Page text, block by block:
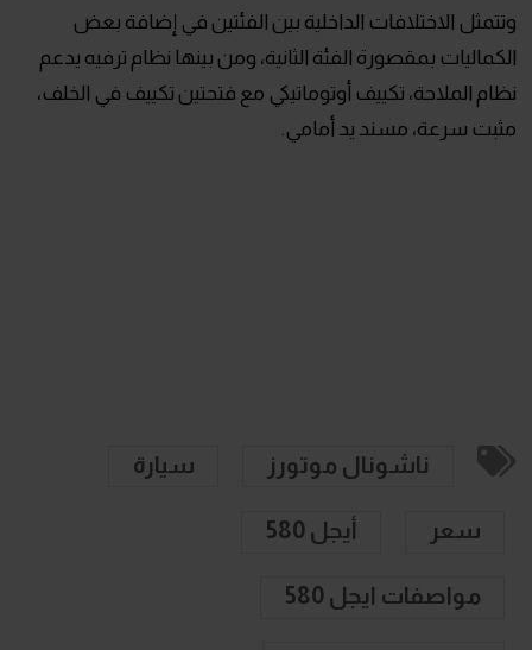
وتتمثل الاختلافات الداخلية بين الفئتين في إضافة بعض
الكماليات بمقصورة الفئة الثانية، ومن بينها نظام ترفيه يدعم
نظام الملاحة، تكييف أوتوماتيكي مع فتحتين تكييف في الخلف،
مثبت سرعة، مسند يد أمامي.
ناشونال موتورز سيارة
سعر أيجل 580
مواصفات ايجل 580